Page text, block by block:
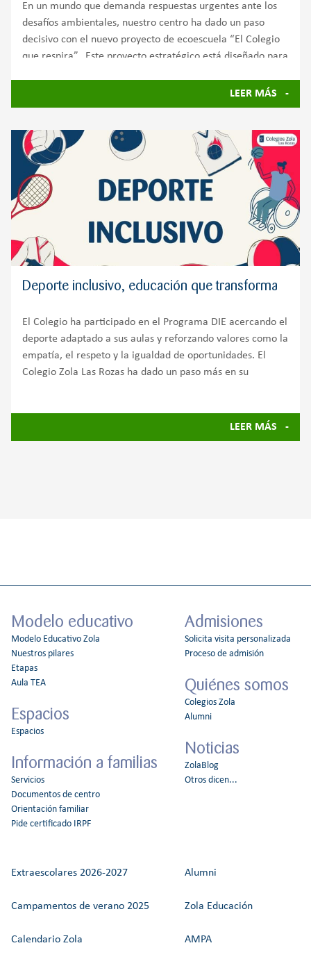
En un mundo que demanda respuestas urgentes ante los
desafíos ambientales, nuestro centro ha dado un paso
decisivo con el nuevo proyecto de ecoescuela “El Colegio
que respira”. Este proyecto estratégico está diseñado para
LEER MÁS
Deporte inclusivo, educación que transforma
El Colegio ha participado en el Programa DIE acercando el
deporte adaptado a sus aulas y reforzando valores como la
empatía, el respeto y la igualdad de oportunidades. El
Colegio Zola Las Rozas ha dado un paso más en su
LEER MÁS
Modelo educativo
Modelo Educativo Zola
Nuestros pilares
Etapas
Aula TEA
Espacios
Espacios
Información a familias
Servicios
Documentos de centro
Orientación familiar
Pide certificado IRPF
Admisiones
Solicita visita personalizada
Proceso de admisión
Quiénes somos
Colegios Zola
Alumni
Noticias
ZolaBlog
Otros dicen...
Extraescolares 2026-2027
Campamentos de verano 2025
Calendario Zola
Alumni
Zola Educación
AMPA